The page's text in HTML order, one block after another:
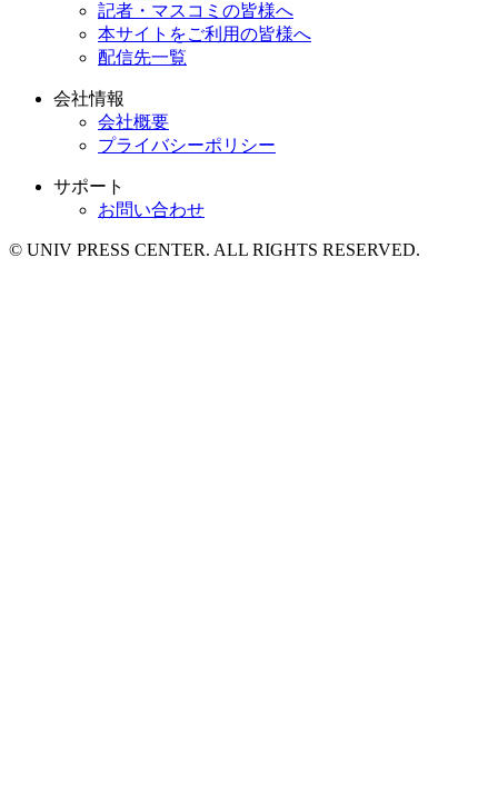
記者・マスコミの皆様へ
本サイトをご利用の皆様へ
配信先一覧
会社情報
会社概要
プライバシーポリシー
サポート
お問い合わせ
© UNIV PRESS CENTER. ALL RIGHTS RESERVED.